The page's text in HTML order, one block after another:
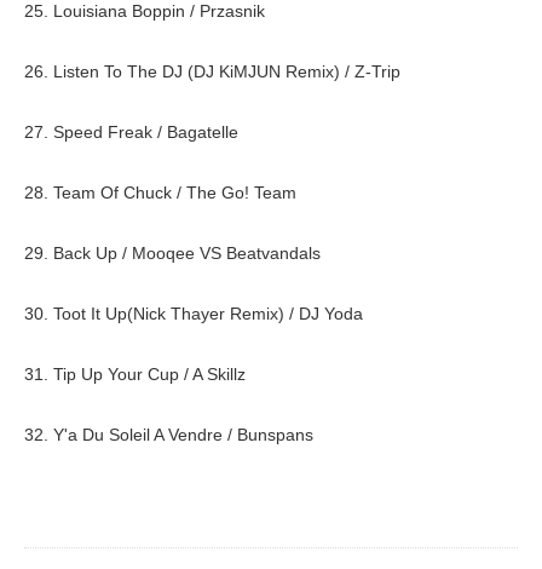
25. Louisiana Boppin / Przasnik
26. Listen To The DJ (DJ KiMJUN Remix) / Z-Trip
27. Speed Freak / Bagatelle
28. Team Of Chuck / The Go! Team
29. Back Up / Mooqee VS Beatvandals
30. Toot It Up(Nick Thayer Remix) / DJ Yoda
31. Tip Up Your Cup / A Skillz
32. Y'a Du Soleil A Vendre / Bunspans